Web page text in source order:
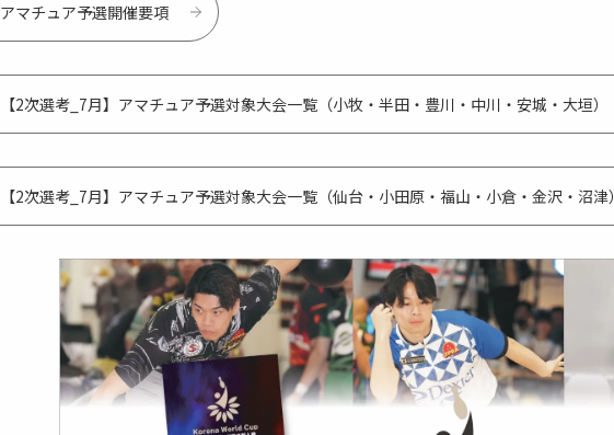
アマチュア予選開催要項
【2次選考_7月】アマチュア予選対象大会一覧（小牧・半田・豊川・中川・安城・大垣）
【2次選考_7月】アマチュア予選対象大会一覧（仙台・小田原・福山・小倉・金沢・沼津）